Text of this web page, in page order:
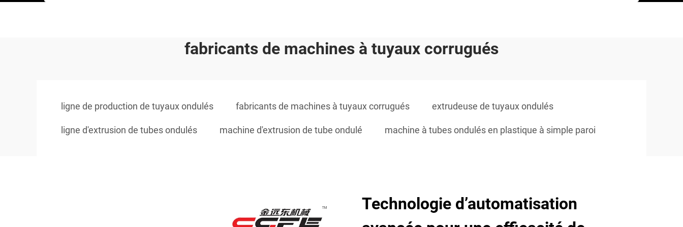
fabricants de machines à tuyaux corrugués
ligne de production de tuyaux ondulés fabricants de machines à tuyaux corrugués extrudeuse de tuyaux ondulés
ligne d'extrusion de tubes ondulés machine d'extrusion de tube ondulé machine à tubes ondulés en plastique à simple paroi
Technologie d’automatisation